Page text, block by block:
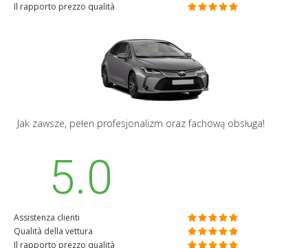
Il rapporto prezzo qualità
Jak zawsze, pełen profesjonalizm oraz fachową obsługa!
5.0
Assistenza clienti
Qualità della vettura
Il rapporto prezzo qualità